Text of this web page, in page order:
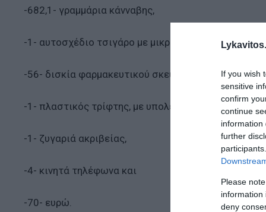
If you wish
sensitive
confirm
continue
information
further
Please
information
deny
-682,1- γραμμάρια κάνναβης,
-1- αυτοσχέδιο τσιγάρο με μικροποσότητα
-56- δισκία φαρμακευτικού σκευάσματος,
-1- πλαστικός τρίφτης, με υπολείμματα κάνναβης,
-1- ζυγαριά ακριβείας,
-4- κινητά τηλέφωνα και
-70- ευρώ.